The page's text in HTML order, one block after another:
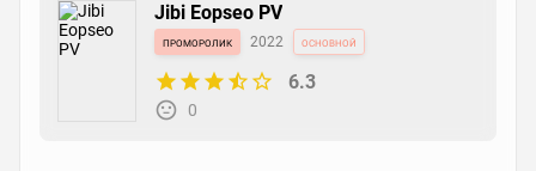
Jibi Eopseo PV
проморолик 2022 основной
6.3
0